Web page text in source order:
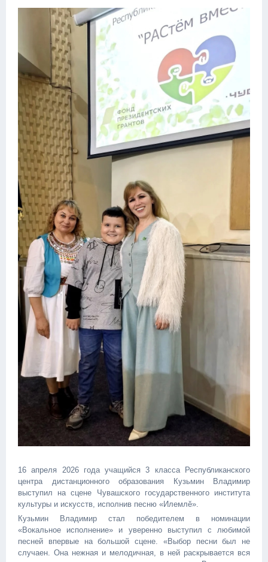
16 апреля 2026 года учащийся 3 класса Республиканского
центра дистанционного образования Кузьмин Владимир
выступил на сцене Чувашского государственного института
культуры и искусств, исполнив песню «Илемлӗ».
Кузьмин Владимир стал победителем в номинации
«Вокальное исполнение» и уверенно выступил с любимой
песней впервые на большой сцене. «Выбор песни был не
случаен. Она нежная и мелодичная, в ней раскрывается вся